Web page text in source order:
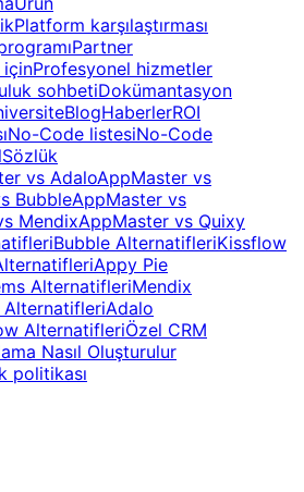
Platform karşılaştırması
Partner
içinProfesyonel hizmetler
sohbetiDokümantasyon
BlogHaberlerROI
No-Code listesiNo-Code
Sözlük
vs AdaloAppMaster vs
BubbleAppMaster vs
MendixAppMaster vs Quixy
Bubble AlternatifleriKissflow
Appy Pie
AlternatifleriMendix
Adalo
AlternatifleriÖzel CRM
Nasıl Oluşturulur
politikası